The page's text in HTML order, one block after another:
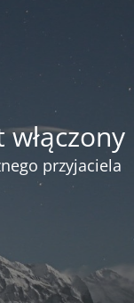
przyjaciela